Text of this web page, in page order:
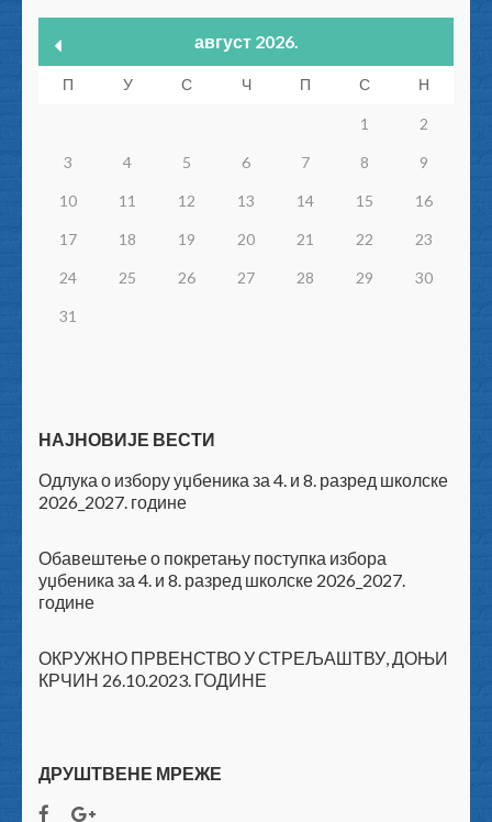
август 2026.
П У С Ч П С Н
1 2
3 4 5 6 7 8 9
10 11 12 13 14 15 16
17 18 19 20 21 22 23
24 25 26 27 28 29 30
31
НАЈНОВИЈЕ ВЕСТИ
Одлука о избору уџбеника за 4. и 8. разред школске
2026_2027. године
Обавештење о покретању поступка избора
уџбеника за 4. и 8. разред школске 2026_2027.
године
ОКРУЖНО ПРВЕНСТВО У СТРЕЉАШТВУ, ДОЊИ
КРЧИН 26.10.2023. ГОДИНЕ
ДРУШТВЕНЕ МРЕЖЕ